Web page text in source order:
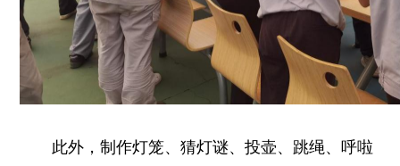
此外，制作灯笼、猜灯谜、投壶、跳绳、呼啦